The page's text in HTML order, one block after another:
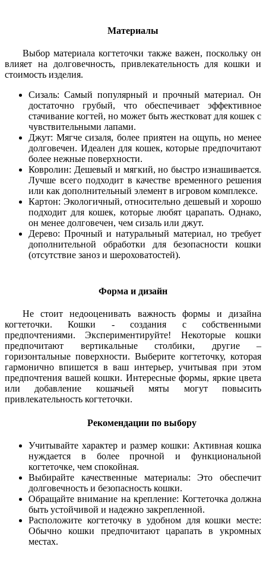
Материалы
Выбор материала когтеточки также важен, поскольку он
влияет на долговечность, привлекательность для кошки и
стоимость изделия.
Сизаль: Самый популярный и прочный материал. Он
достаточно грубый, что обеспечивает эффективное
стачивание когтей, но может быть жестковат для кошек с
чувствительными лапами.
Джут: Мягче сизаля, более приятен на ощупь, но менее
долговечен. Идеален для кошек, которые предпочитают
более нежные поверхности.
Ковролин: Дешевый и мягкий, но быстро изнашивается.
Лучше всего подходит в качестве временного решения
или как дополнительный элемент в игровом комплексе.
Картон: Экологичный, относительно дешевый и хорошо
подходит для кошек, которые любят царапать. Однако,
он менее долговечен, чем сизаль или джут.
Дерево: Прочный и натуральный материал, но требует
дополнительной обработки для безопасности кошки
(отсутствие заноз и шероховатостей).
Форма и дизайн
Не стоит недооценивать важность формы и дизайна
когтеточки. Кошки - создания с собственными
предпочтениями. Экспериментируйте! Некоторые кошки
предпочитают вертикальные столбики, другие –
горизонтальные поверхности. Выберите когтеточку, которая
гармонично впишется в ваш интерьер, учитывая при этом
предпочтения вашей кошки. Интересные формы, яркие цвета
или добавление кошачьей мяты могут повысить
привлекательность когтеточки.
Рекомендации по выбору
Учитывайте характер и размер кошки: Активная кошка
нуждается в более прочной и функциональной
когтеточке, чем спокойная.
Выбирайте качественные материалы: Это обеспечит
долговечность и безопасность кошки.
Обращайте внимание на крепление: Когтеточка должна
быть устойчивой и надежно закрепленной.
Расположите когтеточку в удобном для кошки месте:
Обычно кошки предпочитают царапать в укромных
местах.